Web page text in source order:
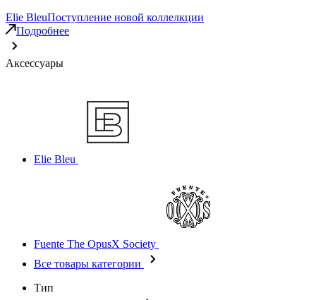
Elie BleuПоступление новой коллелкции
Подробнее
Аксессуары
Elie Bleu
Fuente The OpusX Society
Все товары категории
Тип